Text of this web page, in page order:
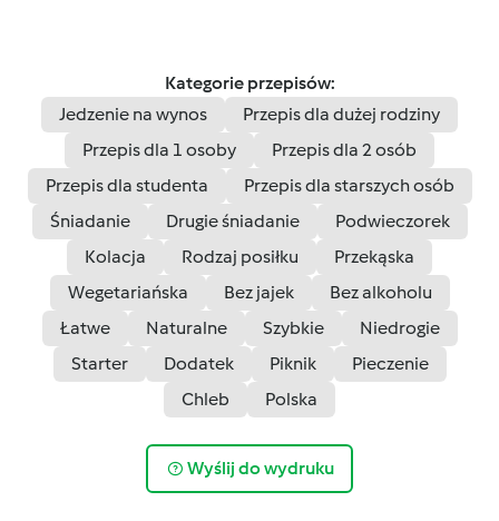
Kategorie przepisów:
Jedzenie na wynos
Przepis dla dużej rodziny
Przepis dla 1 osoby
Przepis dla 2 osób
Przepis dla studenta
Przepis dla starszych osób
Śniadanie
Drugie śniadanie
Podwieczorek
Kolacja
Rodzaj posiłku
Przekąska
Wegetariańska
Bez jajek
Bez alkoholu
Łatwe
Naturalne Szybkie
Niedrogie
Starter
Dodatek Piknik
Pieczenie
Chleb
Polska
Wyślij do wydruku